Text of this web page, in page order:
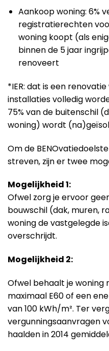
Aankoop woning: 6%
registratierechten
woning koopt (als
binnen de 5 jaar
renoveert
*IER: dat is een
installaties volledig
75% van de buitenschil
woning) wordt
Om de
streven, zijn er twee
Mogelijkheid 1:
Ofwel zorg je ervoor
bouwschil (dak, muren,
woning de vastgelegde
overschrijdt.
Mogelijkheid 2:
Ofwel behaalt je woning
maximaal E60 of een
van 100 kWh/m². Ter
vergunningsaanvragen
haalden in 2014